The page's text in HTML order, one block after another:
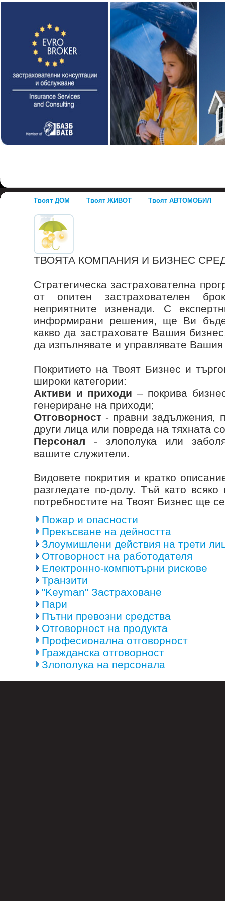
Твоят ДОМ Твоят ЖИВОТ Твоят АВТОМОБИЛ
ТВОЯТА КОМПАНИЯ И БИЗНЕС
Стратегическа застрахователна
от опитен застрахователен
неприятните изненади. С
информирани решения, ще Ви
какво да застраховате Вашия
да изпълнявате и управлявате
Покритието на Твоят Бизнес и
широки категории:
Активи и приходи – покрива
генериране на приходи;
Отговорност - правни задължения,
други лица или повреда на тяхната
Персонал - злополука или
вашите служители.
Видовете покрития и кратко
разгледате по-долу. Тъй като
потребностите на Твоят Бизнес ще
Пожар и опасности
Прекъсване на дейността
Злоумишлени действия на трети
Отговорност на работодателя
Електронно-компютърни рискове
Транзити
"Keyman" Застраховане
Пари
Пътни превозни средства
Отговорност на продукта
Професионална отговорност
Гражданска отговорност
Злополука на персонала